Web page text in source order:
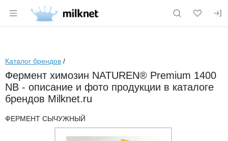
Раздел навигации по сайту milknet.ru
Каталог брендов /
Фермент химозин NATUREN® Premium 1400
NB - описание и фото продукции в каталоге
брендов Milknet.ru
ФЕРМЕНТ СЫЧУЖНЫЙ